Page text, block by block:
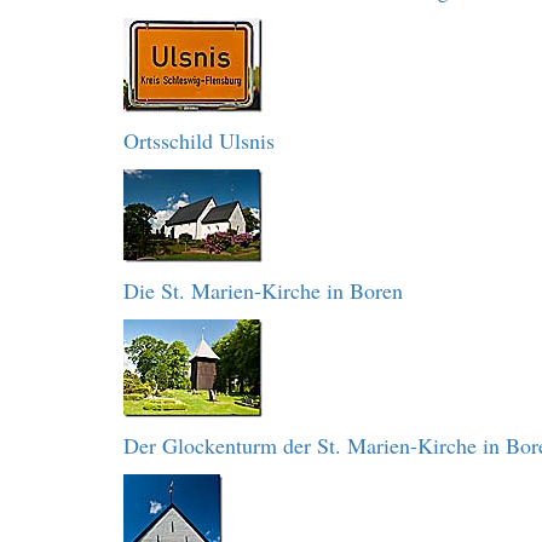
Ortsschild Ulsnis
Die St. Marien-Kirche in Boren
Der Glockenturm der St. Marien-Kirche in